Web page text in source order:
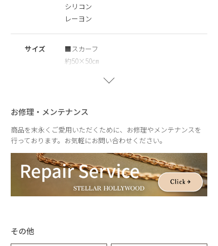
こちらの商品はギフトボックスをご利用いただけません。ショ
ッピングバッグ(￥250)のみご利用いただけます。あらかじめ
※レーヨン素材について
しわが気になる場合は、あて布をして低温〜中温でやさしくア
イロンをかけてください。高温でのアイロンや強い摩擦、水濡
シリコン
レーヨン
サイズ
■スカーフ
約50×50㎝
全長：約105.0㎝
重さ
約94g
ポーチ：約36g
チェーン：約28.5g
お修理・メンテナンス
商品を末永くご愛用いただくために、お修理やメンテナンスを
行っております。お気軽にお問い合わせください。
その他